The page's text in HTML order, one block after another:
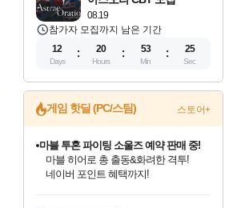
08.19
참가자 모집까지 남은 기간
12
Days
20
Hours
53
Min
23
Sec
게임 핫딜 (PC/스팀) 스토어+
캡콤 프렌차이즈 할인 진행 중!
몬헌, 바하 등 인기 IP를
할인가에 만나보세요!